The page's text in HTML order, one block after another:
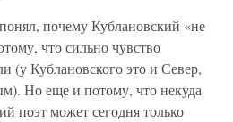
почему Кублановский «не
что сильно чувство
(у Кублановского это и Север,
Но еще и потому, что некуда
поэт может сегодня только